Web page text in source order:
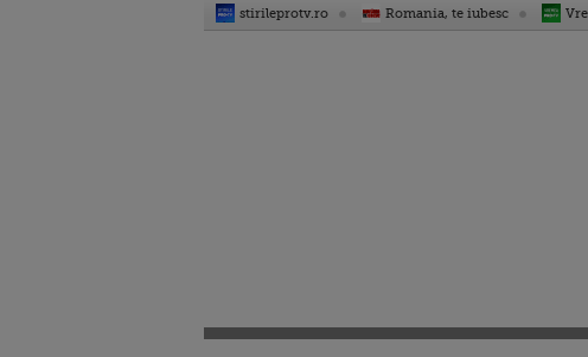
stirileprotv.ro Romania, te iubesc